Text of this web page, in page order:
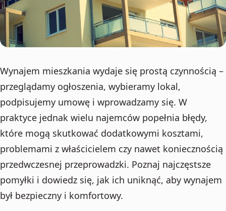
Wynajem mieszkania wydaje się prostą czynnością –
przeglądamy ogłoszenia, wybieramy lokal,
podpisujemy umowę i wprowadzamy się. W
praktyce jednak wielu najemców popełnia błędy,
które mogą skutkować dodatkowymi kosztami,
problemami z właścicielem czy nawet koniecznością
przedwczesnej przeprowadzki. Poznaj najczęstsze
pomyłki i dowiedz się, jak ich uniknąć, aby wynajem
był bezpieczny i komfortowy.